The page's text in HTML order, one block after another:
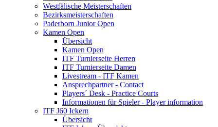
Westfälische Meisterschaften
Bezirksmeisterschaften
Paderborn Junior Open
Kamen Open
Übersicht
Kamen Open
ITF Turnierseite Herren
ITF Turnierseite Damen
Livestream - ITF Kamen
Ansprechpartner - Contact
Players´ Desk - Practice Courts
Informationen für Spieler - Player information
ITF J60 Ickern
Übersicht